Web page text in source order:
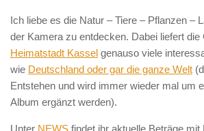
Ich liebe es die Natur – Tiere – Pflanzen –
der Kamera zu entdecken. Dabei liefert
Heimatstadt Kassel genauso viele
wie Deutschland oder gar die ganze Welt
Entstehen und wird immer wieder mal um
Album ergänzt werden).
Unter NEWS findet ihr aktuelle Beträge mit